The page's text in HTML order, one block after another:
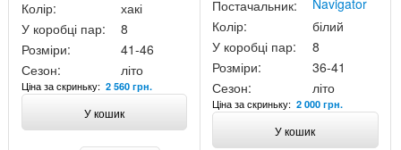
Колір:
хакі
У коробці пар:
8
Розміри:
41-46
Сезон:
літо
Ціна за скриньку: 2 560 грн.
У кошик
Постачальник:
Колір:
білий
У коробці пар:
8
Розміри:
36-41
Сезон:
літо
Ціна за скриньку:2 000 грн.
У кошик